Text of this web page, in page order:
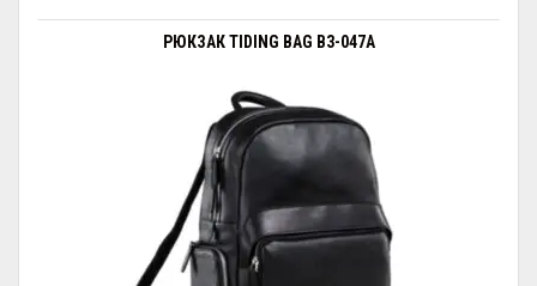
РЮКЗАК TIDING BAG B3-047A